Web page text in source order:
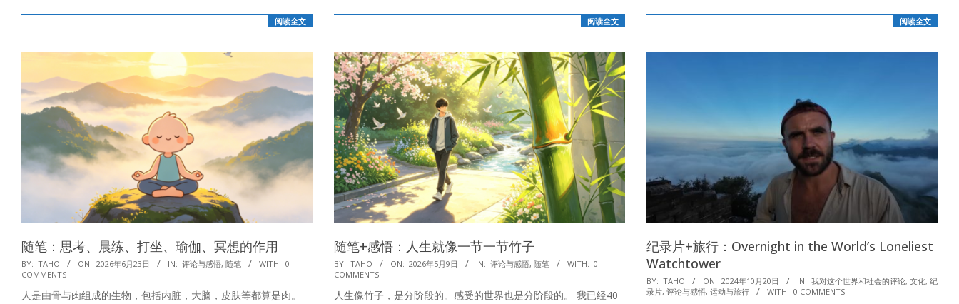
阅读全文 阅读全文 阅读全文
随笔：思考、晨练、打坐、瑜伽、冥想的作用
2026-
06-
23
BY: TAHO ON: 2026年6月23日 IN: 评论与感悟, 随笔 WITH: 0
COMMENTS
人是由骨与肉组成的生物，包括内脏，大脑，皮肤等都算是肉。
随笔+感悟：人生就像一节一节竹子
2026-
05-
09
BY: TAHO ON: 2026年5月9日 IN: 评论与感悟, 随笔 WITH: 0
COMMENTS
人生像竹子，是分阶段的。感受的世界也是分阶段的。 我已经40
纪录片+旅行：Overnight in the World’s Loneliest
Watchtower
2024-
10-
BY: TAHO ON: 2024年10月20日 IN: 我对这个世界和社会的评论, 文化, 纪
录片, 评论与感悟, 运动与旅行 WITH: 0 COMMENTS